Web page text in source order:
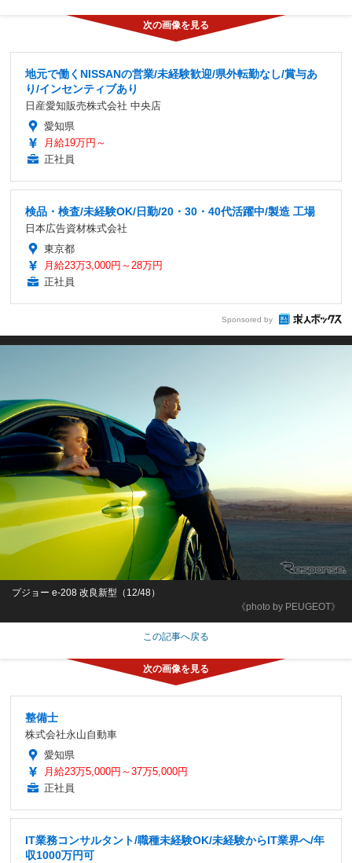
地元で働くNISSANの営業/未経験歓迎/県外転勤なし/賞与あ
り/インセンティブあり
日産愛知販売株式会社 中央店
愛知県
月給19万円～
正社員
検品・検査/未経験OK/日勤/20・30・40代活躍中/製造 工場
日本広告資材株式会社
東京都
月給23万3,000円～28万円
正社員
Sponsored by
《photo by PEUGEOT》
プジョー e-208 改良新型（12/48）
この記事へ戻る
整備士
株式会社永山自動車
愛知県
月給23万5,000円～37万5,000円
正社員
IT業務コンサルタント/職種未経験OK/未経験からIT業界へ/年
収1000万円可